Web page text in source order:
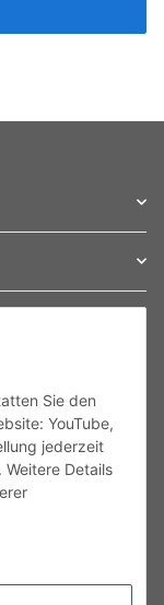
Sie den
YouTube,
jederzeit
Details